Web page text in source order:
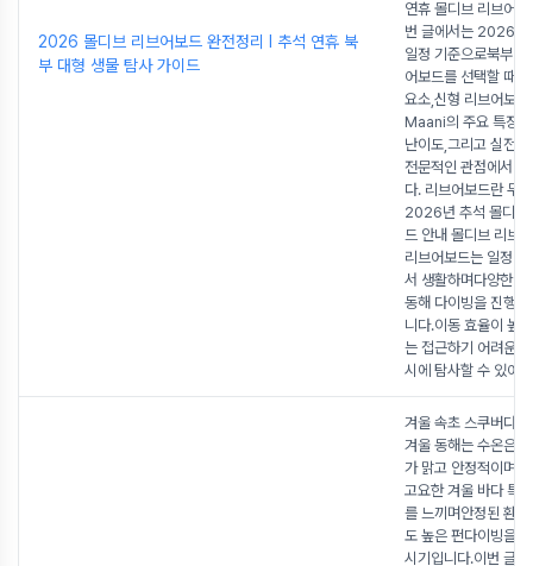
2026 몰디브 리브어보드 완전정리 l 추석 연휴 북
부 대형 생물 탐사 가이드
연휴 몰디브 리브어
번 글에서는 2026년
일정 기준으로북부
어보드를 선택할 때
요소,신형 리브어보
Maani의 주요 특징,
난이도,그리고 실전
전문적인 관점에서
다. 리브어보드란 무
2026년 추석 몰디브
드 안내 몰디브 리브
리브어보드는 일정
서 생활하며다양한
동해 다이빙을 진행
니다.이동 효율이 높
는 접근하기 어려운
시에 탐사할 수 있어
겨울 속초 스쿠버다
겨울 동해는 수온은
가 맑고 안정적이며,
고요한 겨울 바다 특
를 느끼며안정된 환
도 높은 펀다이빙을
시기입니다.이번 글